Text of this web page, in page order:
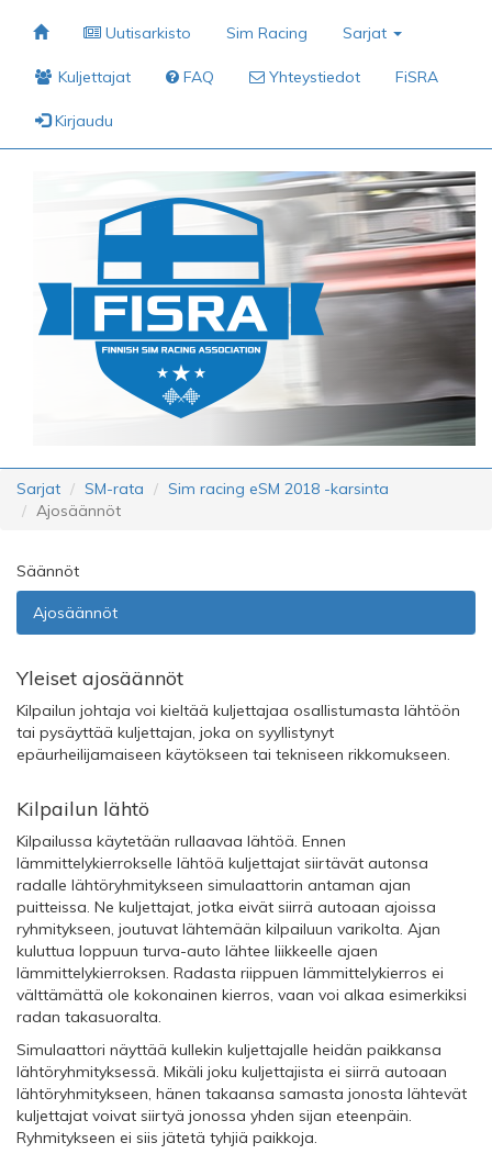
Uutisarkisto Sim Racing Sarjat
Kuljettajat FAQ Yhteystiedot FiSRA
Kirjaudu
Sarjat SM-rata
Sim racing eSM 2018 -karsinta
Ajosäännöt
Säännöt
Ajosäännöt
Yleiset ajosäännöt
Kilpailun johtaja voi kieltää kuljettajaa osallistumasta lähtöön
tai pysäyttää kuljettajan, joka on syyllistynyt
epäurheilijamaiseen käytökseen tai tekniseen rikkomukseen.
Kilpailun lähtö
Kilpailussa käytetään rullaavaa lähtöä. Ennen
lämmittelykierrokselle lähtöä kuljettajat siirtävät autonsa
radalle lähtöryhmitykseen simulaattorin antaman ajan
puitteissa. Ne kuljettajat, jotka eivät siirrä autoaan ajoissa
ryhmitykseen, joutuvat lähtemään kilpailuun varikolta. Ajan
kuluttua loppuun turva-auto lähtee liikkeelle ajaen
lämmittelykierroksen. Radasta riippuen lämmittelykierros ei
välttämättä ole kokonainen kierros, vaan voi alkaa esimerkiksi
radan takasuoralta.
Simulaattori näyttää kullekin kuljettajalle heidän paikkansa
lähtöryhmityksessä. Mikäli joku kuljettajista ei siirrä autoaan
lähtöryhmitykseen, hänen takaansa samasta jonosta lähtevät
kuljettajat voivat siirtyä jonossa yhden sijan eteenpäin.
Ryhmitykseen ei siis jätetä tyhjiä paikkoja.